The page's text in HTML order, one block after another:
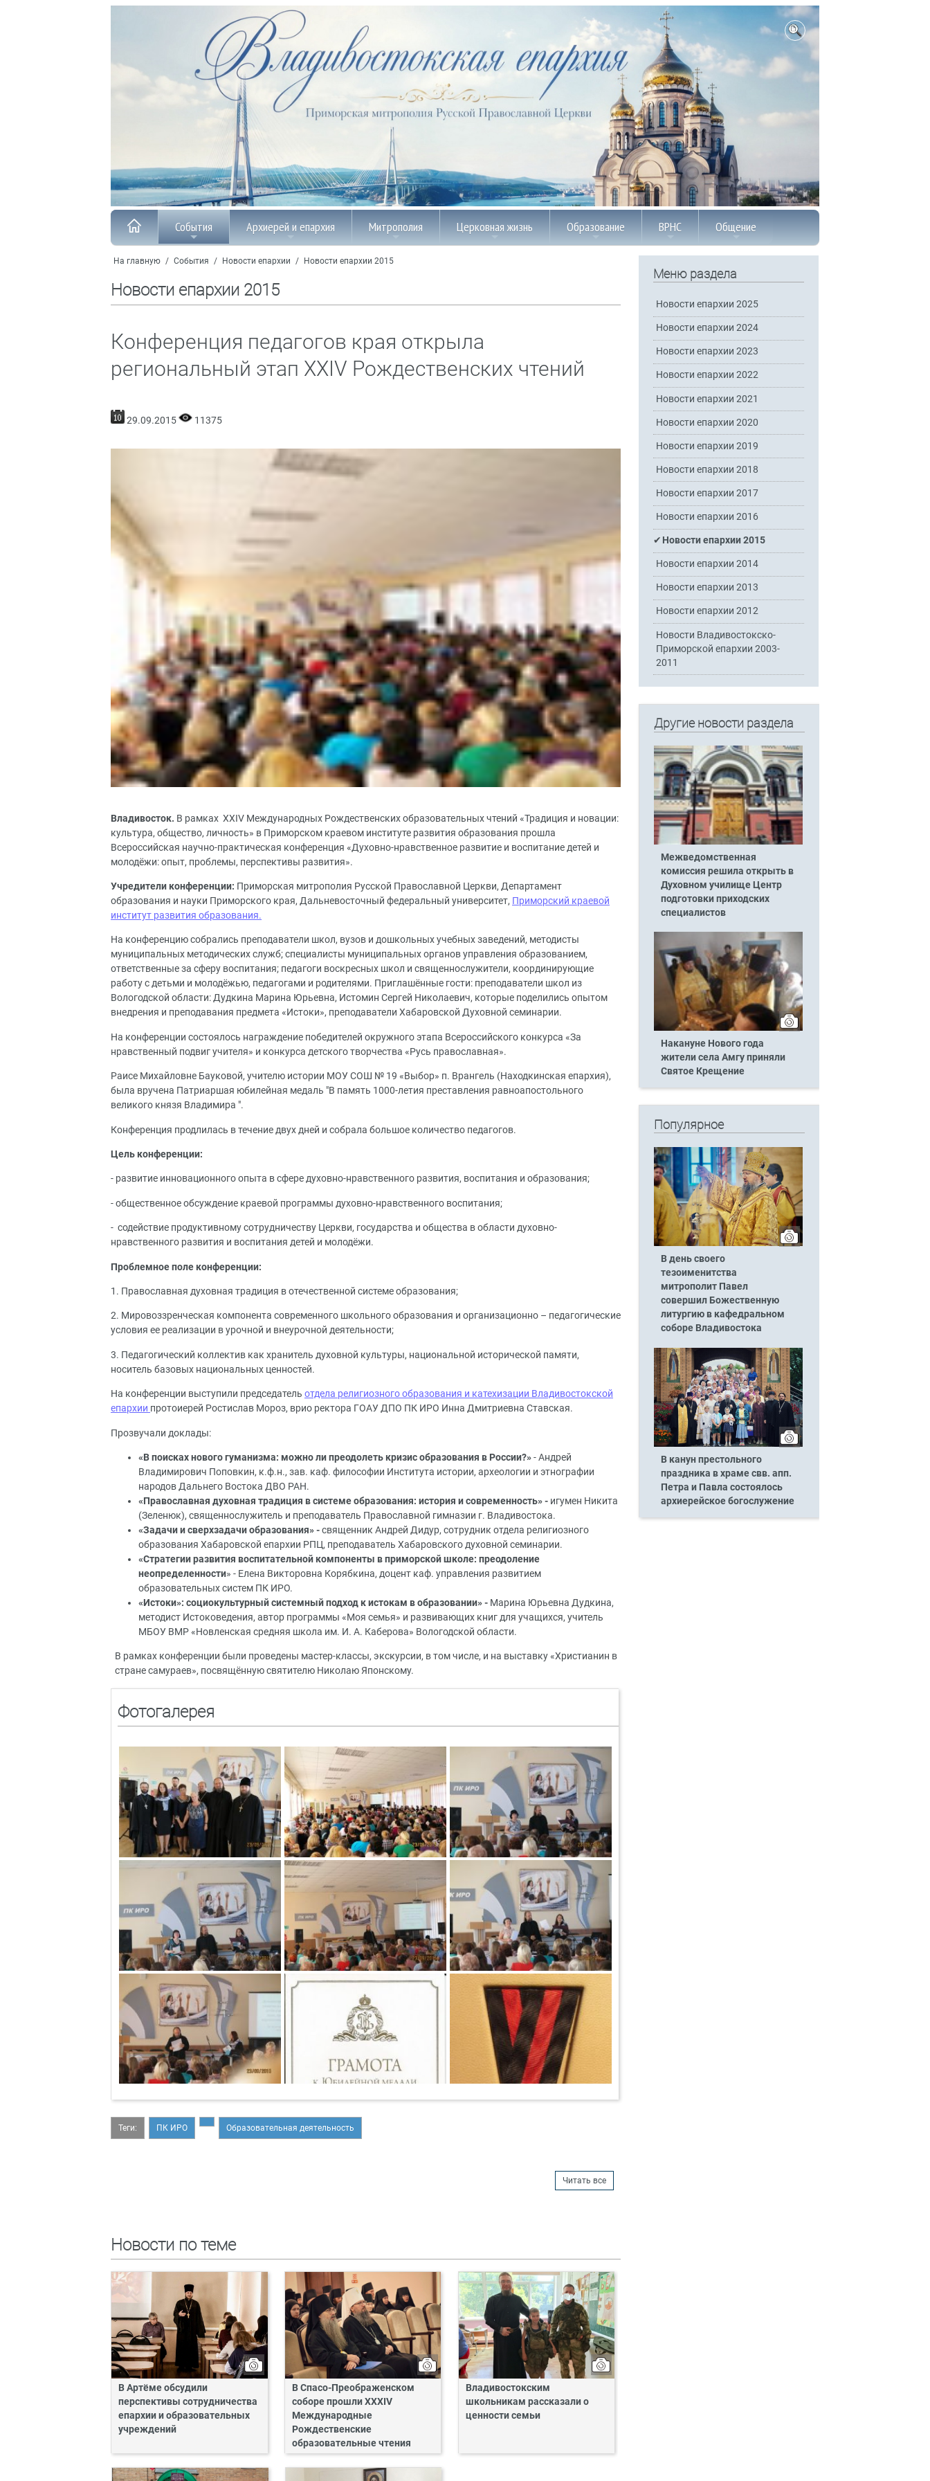
События Архиерей и епархия Митрополия Церковная жизнь Образование ВРНС Общение
На главную / События / Новости епархии / Новости епархии 2015
Новости епархии 2015
Конференция педагогов края открыла
региональный этап XXIV Рождественских чтений
29.09.2015 11375
Владивосток. В рамках XXIV Международных Рождественских образовательных чтений «Традиция и новации:
культура, общество, личность» в Приморском краевом институте развития образования прошла
Всероссийская научно-практическая конференция «Духовно-нравственное развитие и воспитание детей и
молодёжи: опыт, проблемы, перспективы развития».
Учредители конференции: Приморская митрополия Русской Православной Церкви, Департамент
образования и науки Приморского края, Дальневосточный федеральный университет, Приморский краевой
институт развития образования.
На конференцию собрались преподаватели школ, вузов и дошкольных учебных заведений, методисты
муниципальных методических служб; специалисты муниципальных органов управления образованием,
ответственные за сферу воспитания; педагоги воскресных школ и священнослужители, координирующие
работу с детьми и молодёжью, педагогами и родителями. Приглашённые гости: преподаватели школ из
Вологодской области: Дудкина Марина Юрьевна, Истомин Сергей Николаевич, которые поделились опытом
внедрения и преподавания предмета «Истоки», преподаватели Хабаровской Духовной семинарии.
На конференции состоялось награждение победителей окружного этапа Всероссийского конкурса «За
нравственный подвиг учителя» и конкурса детского творчества «Русь православная».
Раисе Михайловне Бауковой, учителю истории МОУ СОШ № 19 «Выбор» п. Врангель (Находкинская епархия),
была вручена Патриаршая юбилейная медаль "В память 1000-летия преставления равноапостольного
великого князя Владимира ".
Конференция продлилась в течение двух дней и собрала большое количество педагогов.
Цель конференции:
- развитие инновационного опыта в сфере духовно-нравственного развития, воспитания и образования;
- общественное обсуждение краевой программы духовно-нравственного воспитания;
- содействие продуктивному сотрудничеству Церкви, государства и общества в области духовно-
нравственного развития и воспитания детей и молодёжи.
Проблемное поле конференции:
1. Православная духовная традиция в отечественной системе образования;
2. Мировоззренческая компонента современного школьного образования и организационно – педагогические
условия ее реализации в урочной и внеурочной деятельности;
3. Педагогический коллектив как хранитель духовной культуры, национальной исторической памяти,
носитель базовых национальных ценностей.
На конференции выступили председатель отдела религиозного образования и катехизации Владивостокской
епархии протоиерей Ростислав Мороз, врио ректора ГОАУ ДПО ПК ИРО Инна Дмитриевна Ставская.
Прозвучали доклады:
«В поисках нового гуманизма: можно ли преодолеть кризис образования в России?»- Андрей
Владимирович Поповкин, к.ф.н., зав. каф. философии Института истории, археологии и этнографии
народов Дальнего Востока ДВО РАН.
«Православная духовная традиция в системе образования: история и современность» - игумен Никита
(Зеленюк), священнослужитель и преподаватель Православной гимназии г. Владивостока.
«Задачи и сверхзадачи образования» -священник Андрей Дидур, сотрудник отдела религиозного
образования Хабаровской епархии РПЦ, преподаватель Хабаровского духовной семинарии.
«Стратегии развития воспитательной компоненты в приморской школе: преодоление
неопределенности» - Елена Викторовна Корябкина, доцент каф. управления развитием
образовательных систем ПК ИРО.
«Истоки»: социокультурный системный подход к истокам в образовании» - Марина Юрьевна Дудкина,
методист Истоковедения, автор программы «Моя семья» и развивающих книг для учащихся, учитель
МБОУ ВМР «Новленская средняя школа им. И. А. Каберова» Вологодской области.
В рамках конференции были проведены мастер-классы, экскурсии, в том числе, и на выставку «Христианин в
стране самураев», посвящённую святителю Николаю Японскому.
Фотогалерея
Теги: ПК ИРО Образовательная деятельность
Читать все
Новости по теме
В Артёме обсудили
перспективы сотрудничества
епархии и образовательных
учреждений
В Спасо-Преображенском
соборе прошли XXXIV
Международные
Рождественские
образовательные чтения
Владивостокским
школьникам рассказали о
ценности семьи
Меню раздела
Новости епархии 2025
Новости епархии 2024
Новости епархии 2023
Новости епархии 2022
Новости епархии 2021
Новости епархии 2020
Новости епархии 2019
Новости епархии 2018
Новости епархии 2017
Новости епархии 2016
Новости епархии 2015
Новости епархии 2014
Новости епархии 2013
Новости епархии 2012
Новости Владивостокско-
Приморской епархии 2003-
2011
Другие новости раздела
Межведомственная
комиссия решила открыть в
Духовном училище Центр
подготовки приходских
специалистов
Накануне Нового года
жители села Амгу приняли
Святое Крещение
Популярное
В день своего
тезоименитства
митрополит Павел
совершил Божественную
литургию в кафедральном
соборе Владивостока
В канун престольного
праздника в храме свв. апп.
Петра и Павла состоялось
архиерейское богослужение